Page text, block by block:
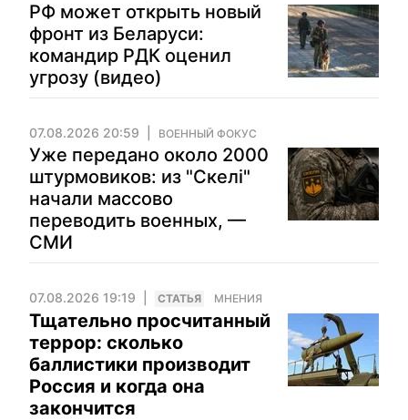
РФ может открыть новый
фронт из Беларуси:
командир РДК оценил
угрозу (видео)
07.08.2026 20:59 ВОЕННЫЙ ФОКУС
Уже передано около 2000
штурмовиков: из "Скелі"
начали массово
переводить военных, —
СМИ
07.08.2026 19:19 CТАТЬЯ МНЕНИЯ
Тщательно просчитанный
террор: сколько
баллистики производит
Россия и когда она
закончится